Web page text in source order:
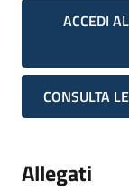
ACCEDI
CONSULTA
Allegati